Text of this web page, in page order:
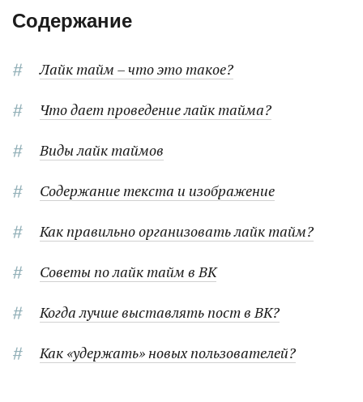
Содержание
Лайк тайм – что это такое?
Что дает проведение лайк тайма?
Виды лайк таймов
Содержание текста и изображение
Как правильно организовать лайк тайм?
Советы по лайк тайм в ВК
Когда лучше выставлять пост в ВК?
Как «удержать» новых пользователей?